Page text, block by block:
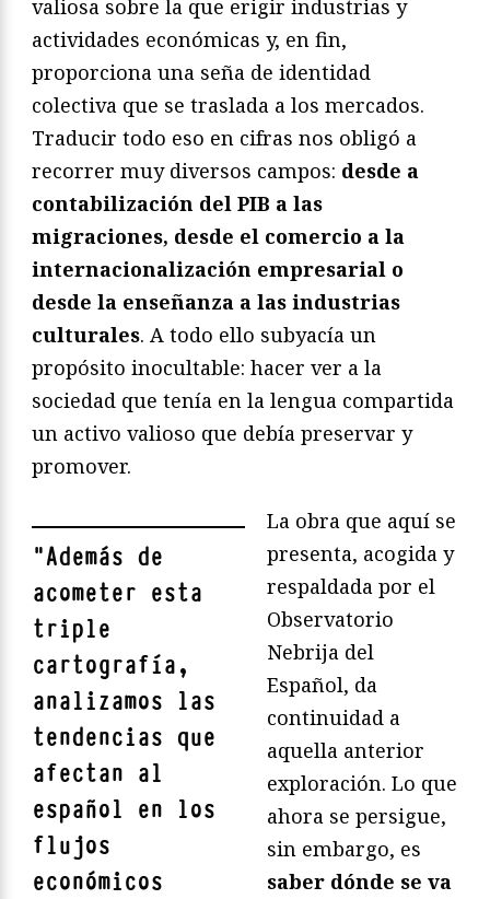
valiosa sobre la que erigir industrias y
actividades económicas y, en fin,
proporciona una seña de identidad
colectiva que se traslada a los mercados.
Traducir todo eso en cifras nos obligó a
recorrer muy diversos campos: desde a
contabilización del PIB a las
migraciones, desde el comercio a la
internacionalización empresarial o
desde la enseñanza a las industrias
culturales. A todo ello subyacía un
propósito inocultable: hacer ver a la
sociedad que tenía en la lengua compartida
un activo valioso que debía preservar y
promover.
"Además de
acometer esta
triple
cartografía,
analizamos las
tendencias que
afectan al
español en los
flujos
económicos
La obra que aquí se
presenta, acogida y
respaldada por el
Observatorio
Nebrija del
Español, da
continuidad a
aquella anterior
exploración. Lo que
ahora se persigue,
sin embargo, es
saber dónde se va